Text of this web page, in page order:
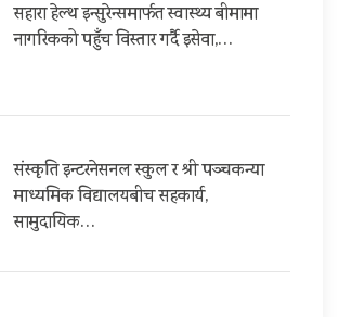
सहारा हेल्थ इन्सुरेन्समार्फत स्वास्थ्य बीमामा
नागरिकको पहुँच विस्तार गर्दै इसेवा,…
संस्कृति इन्टरनेसनल स्कुल र श्री पञ्चकन्या
माध्यमिक विद्यालयबीच सहकार्य,
सामुदायिक…